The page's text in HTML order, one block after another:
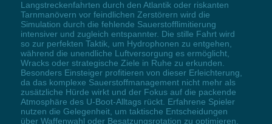
Langstreckenfahrten durch den Atlantik oder riskanten
Tarnmanövern vor feindlichen Zerstörern wird die
Simulation durch die fehlende Sauerstofflimitierung
intensiver und zugleich entspannter. Die stille Fahrt wird
so zur perfekten Taktik, um Hydrophonen zu entgehen,
während die unendliche Luftversorgung es ermöglicht,
Wracks oder strategische Ziele in Ruhe zu erkunden.
Besonders Einsteiger profitieren von dieser Erleichterung,
da das komplexe Sauerstoffmanagement nicht mehr als
zusätzliche Hürde wirkt und der Fokus auf die packende
Atmosphäre des U-Boot-Alltags rückt. Erfahrene Spieler
nutzen die Gelegenheit, um taktische Entscheidungen
über Waffenwahl oder Besatzungsrotation zu optimieren,